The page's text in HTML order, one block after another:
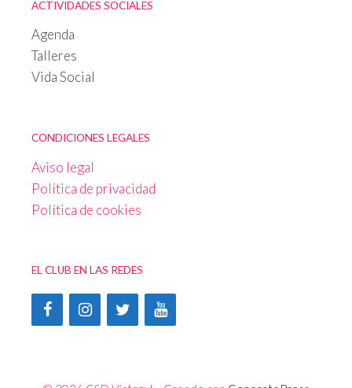
ACTIVIDADES SOCIALES
Agenda
Talleres
Vida Social
CONDICIONES LEGALES
Aviso legal
Política de privacidad
Política de cookies
EL CLUB EN LAS REDES